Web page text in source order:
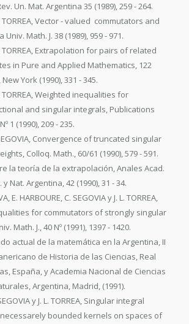
Un. Mat. Argentina 35 (1989), 259 - 264.
TORREA, Vector - valued commutators and
Math. J. 38 (1989), 959 - 971.
TORREA, Extrapolation for pairs of related
in Pure and Applied Mathematics, 122
York (1990), 331 - 345.
TORREA, Weighted inequalities for
and singular integrals, Publications
1 (1990), 209 - 235.
Convergence of truncated singular
Colloq. Math., 60/61 (1990), 579 - 591.
la teoría de la extrapolación, Anales Acad.
y Nat. Argentina, 42 (1990), 31 - 34.
E. HARBOURE, C. SEGOVIA y J. L. TORREA,
for commutators of strongly singular
Math. J., 40 Nº (1991), 1397 - 1420.
actual de la matemática en la Argentina, II
de Historia de las Ciencias, Real
España, y Academia Nacional de Ciencias
Argentina, Madrid, (1991).
y J. L. TORREA, Singular integral
bounded kernels on spaces of